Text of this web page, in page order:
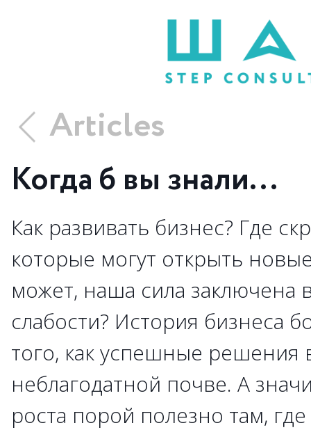
Articles
Когда б вы знали...
Как развивать бизнес? Где
которые могут открыть
может, наша сила заключена
слабости? История бизнеса
того, как успешные решения
неблагодатной почве. А
роста порой полезно там,